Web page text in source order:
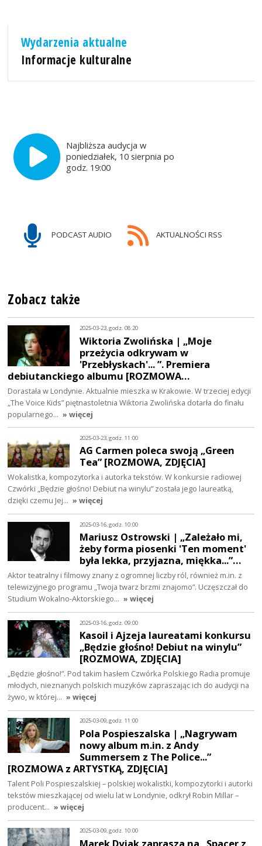
Wydarzenia aktualne
Informacje kulturalne
Najbliższa audycja w
poniedziałek, 10 sierpnia po
godz. 19:00
PODCAST AUDIO AKTUALNOŚCI RSS
Zobacz także
2025-03-23, godz. 08:20
Wiktoria Zwolińska | „Moje
przeżycia odkrywam w
'Przebłyskach'... ”. Premiera
debiutanckiego albumu [ROZMOWA…
Dorastała w Londynie. Aktualnie mieszka w Krakowie. W trzeciej edycji
„The Voice Kids” piętnastoletnia Wiktoria Zwolińska dotarła do finału
popularnego… » więcej
2025-03-23, godz. 11:00
AG Carmen poleca swoją „Green
Tea” [ROZMOWA, ZDJĘCIA]
Wokalistka, kompozytorka i autorka tekstów. W konkursie radiowej
Czwórki „Będzie głośno! Debiut na winylu” została jego laureatką,
dzięki czemu Jej… » więcej
2025-03-16, godz. 10:00
Mariusz Ostrowski | „Zależało mi,
żeby forma piosenki 'Ten moment'
była lekka, przyjazna, miękka...”…
Aktor teatralny i filmowy znany z ogromnej liczby ról, również m.in. z
telewizyjnego programu „Twoja twarz brzmi znajomo”. Uczęszczał do
Studium Wokalno-Aktorskiego… » więcej
2025-03-16, godz. 09:00
Kasoil i Ajzeja laureatami konkursu
„Będzie głośno! Debiut na winylu”
[ROZMOWA, ZDJĘCIA]
„Będzie głośno!”. Pod takim hasłem Czwórka Polskiego Radia promuje
młodych, nieznanych polskich muzyków zapraszając ich do audycji na
żywo, w której… » więcej
2025-03-09, godz. 11:00
Pola Pospieszalska | „Nagrywam
nowy album m.in. z Andy
Summersem z The Police...”
[ROZMOWA z ARTYSTKĄ, ZDJĘCIA]
Talent Poli Pospieszalskiej – polskiej wokalistki, kompozytorki i autorki
tekstów mieszkającej od wielu lat w Londynie, odkrył Robin Millar –
producent… » więcej
2025-03-09, godz. 10:00
Marek Dyjak zaprasza na „Spacer z